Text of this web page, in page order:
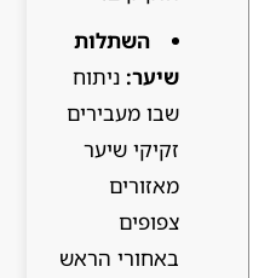
השתלות
שיער: ניתוח
שבו מעבירים
זקיקי שיער
מאזורים
צפופים
באחורי הראש